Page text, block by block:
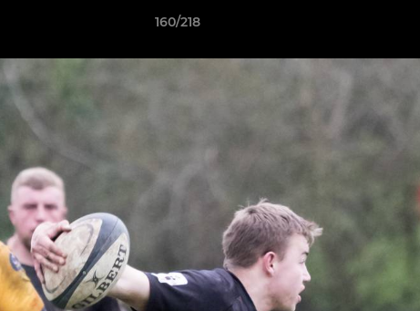
160/218